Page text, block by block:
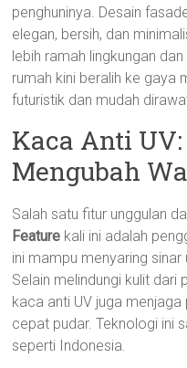
penghuninya. Desain
elegan, bersih, dan
lebih ramah lingkungan
rumah kini beralih ke gaya
futuristik dan mudah
Kaca Anti
Mengubah
Salah satu fitur unggulan
Feature kali ini adalah
ini mampu menyaring
Selain melindungi kulit dari
kaca anti UV juga
cepat pudar. Teknologi ini
seperti Indonesia.